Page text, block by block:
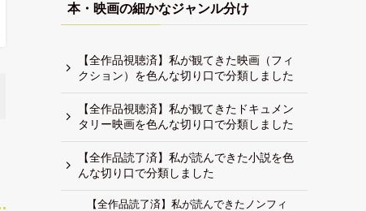
本・映画の細かなジャンル分け
【全作品視聴済】私が観てきた映画（フィ
クション）を色んな切り口で分類しました
【全作品視聴済】私が観てきたドキュメン
タリー映画を色んな切り口で分類しました
【全作品読了済】私が読んできた小説を色
んな切り口で分類しました
【全作品読了済】私が読んできたノンフィ